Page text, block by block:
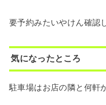
要予約みたいやけん確認
気になったところ
駐車場はお店の隣と何軒